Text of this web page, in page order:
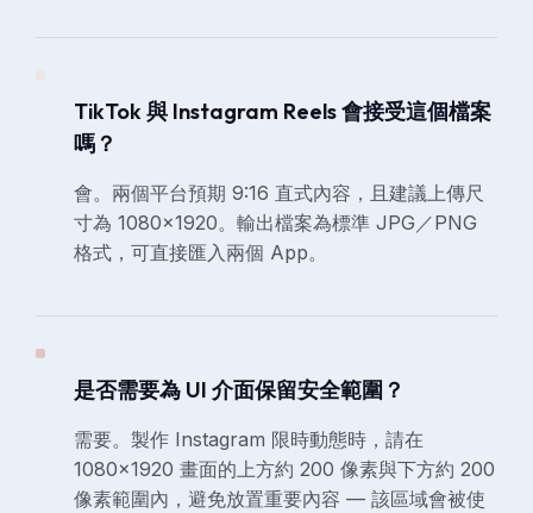
TikTok 與 Instagram Reels 會接受這個檔案
嗎？
會。兩個平台預期 9:16 直式內容，且建議上傳尺
寸為 1080×1920。輸出檔案為標準 JPG／PNG
格式，可直接匯入兩個 App。
是否需要為 UI 介面保留安全範圍？
需要。製作 Instagram 限時動態時，請在
1080×1920 畫面的上方約 200 像素與下方約 200
像素範圍內，避免放置重要內容 — 該區域會被使